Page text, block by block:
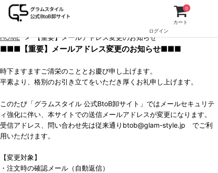
ログイン
カート
0
HOME 【重要】メールアドレス変更のお知らせ
■■■【重要】メールアドレス変更のお知らせ■■■
時下ますますご清栄のこととお慶び申し上げます。
平素より、格別のお引き立てをいただき厚くお礼申し上げます。
このたび「グラムスタイル 公式BtoB卸サイト」ではメールセキュリテ
ィ強化に伴い、本サイトでの送信メールアドレスが変更になります。
受信アドレス、問い合わせ先は従来通りbtob@glam-style.jp でご利
用いただけます。
【変更対象】
・注文時の確認メール（自動返信）